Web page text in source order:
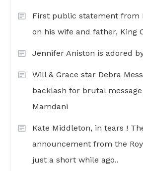
First public statement from
on his wife and father, King
Jennifer Aniston is adored
Will & Grace star Debra
backlash for brutal
Mamdani
Kate Middleton, in tears !
announcement from the
just a short while ago..